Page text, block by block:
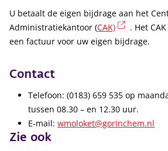
U betaalt de eigen bijdrage aan het
Administratiekantoor (CAK) (externe
. Het
een factuur voor uw eigen bijdrage.
Contact
Telefoon: (0183) 659 535 op
tussen 08.30 – en 12.30 uur.
E-mail: wmoloket@gorinchem.nl
Zie ook